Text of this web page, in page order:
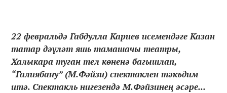
22 февральдә Габдулла Кариев исемендәге Казан
татар дәүләт яшь тамашачы театры,
Халыкара туган тел көненә багышлап,
“Галиябану” (М.Фәйзи) спектаклен тәкъдим
итә. Спектакль нигезендә М.Фәйзинең әсәре...